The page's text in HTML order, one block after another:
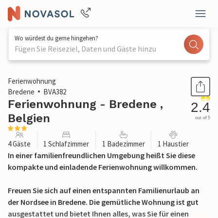
Wo würdest du gerne hingehen?
Fügen Sie Reiseziel, Daten und Gäste hinzu
1 / 19
Ferienwohnung
Bredene
BVA382
Ferienwohnung - Bredene ,
Belgien
2.4
out of 5
4 Gäste 1 Schlafzimmer 1 Badezimmer 1 Haustier
In einer familienfreundlichen Umgebung heißt Sie diese
kompakte und einladende Ferienwohnung willkommen.
Freuen Sie sich auf einen entspannten Familienurlaub an
der Nordsee in Bredene. Die gemütliche Wohnung ist gut
ausgestattet und bietet Ihnen alles, was Sie für einen